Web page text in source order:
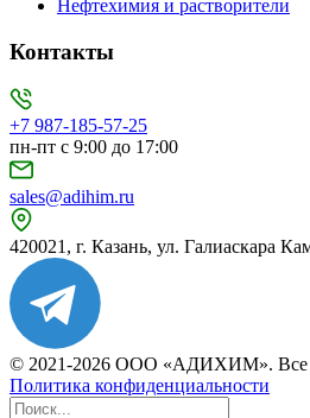
Нефтехимия и растворители
Контакты
+7 987-185-57-25
пн-пт с 9:00 до 17:00
sales@adihim.ru
420021, г. Казань, ул. Галиаскара
© 2021-2026 ООО «АДИХИМ». Все
Политика конфиденциальности